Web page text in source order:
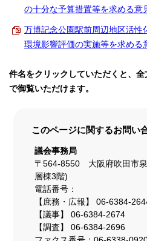
の十分な予算措置等を求める意
万博記念公園駅前周辺地区活性
環境影響評価の実施等を求める
件名をクリックしていただくと、
で御覧いただけます。
このページに関するお問い
議会事務局
〒564-8550 大阪府吹田市
層棟3階)
電話番号：
【庶務・広報】 06-6384-
【議事】 06-6384-2674
【調査】 06-6384-2696